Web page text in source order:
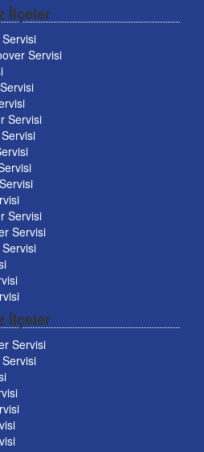
İlçeler
Servisi
Servisi
Servisi
Servisi
Servisi
İlçeler
Servisi
Servisi